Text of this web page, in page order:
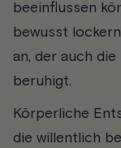
beeinflussen
bewusst
an, der auch
beruhigt.
Körperliche
die willentlich